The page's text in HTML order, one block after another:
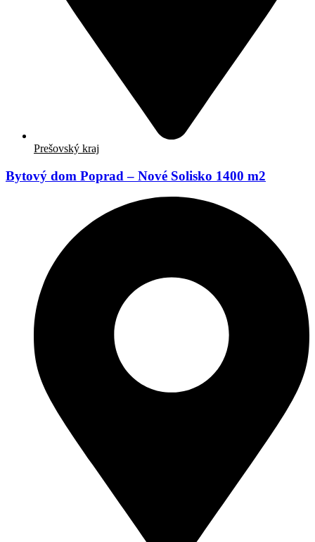
Prešovský kraj
Bytový dom Poprad – Nové Solisko 1400 m2